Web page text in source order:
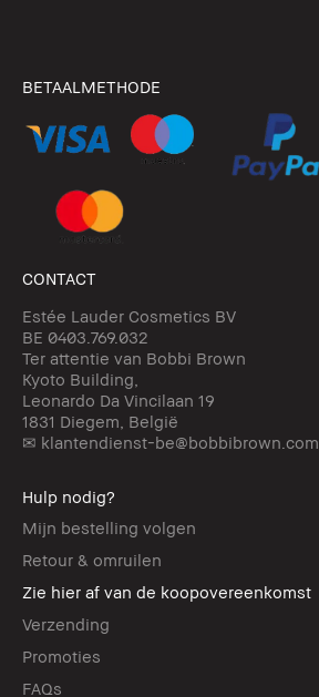
BETAALMETHODE
CONTACT
Estée Lauder Cosmetics BV
BE 0403.769.032
Ter attentie van Bobbi Brown
Kyoto Building,
Leonardo Da Vincilaan 19
1831 Diegem, België
✉ klantendienst-be@bobbibrown.com
Hulp nodig?
Mijn bestelling volgen
Retour & omruilen
Zie hier af van de koopovereenkomst
Verzending
Promoties
FAQs